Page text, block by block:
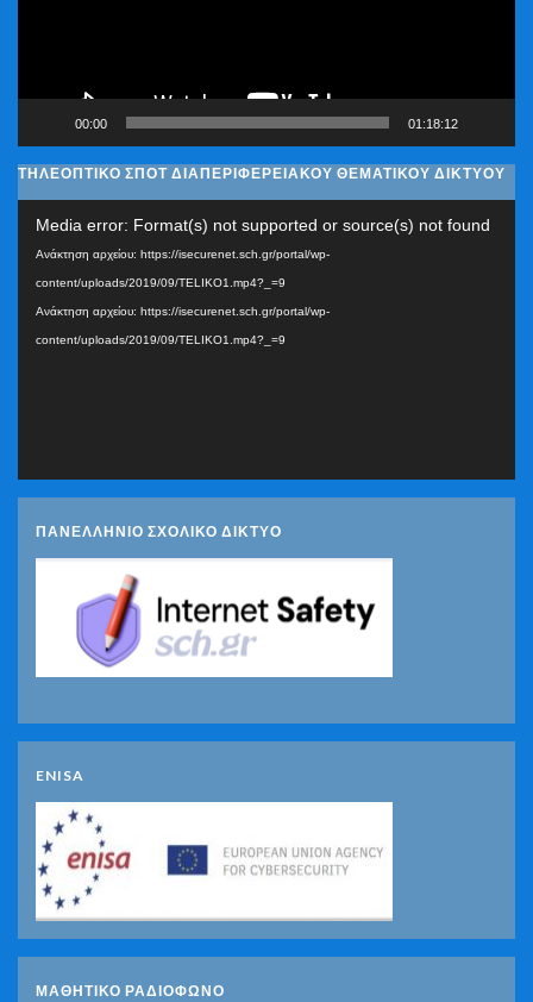
00:00 01:18:12
ΤΗΛΕΟΠΤΙΚΟ ΣΠΟΤ ΔΙΑΠΕΡΙΦΕΡΕΙΑΚΟΥ ΘΕΜΑΤΙΚΟΥ ΔΙΚΤΥΟΥ
Media error: Format(s) not supported or source(s) not found
Ανάκτηση αρχείου: https://isecurenet.sch.gr/portal/wp-
content/uploads/2019/09/TELIKO1.mp4?_=9
Ανάκτηση αρχείου: https://isecurenet.sch.gr/portal/wp-
content/uploads/2019/09/TELIKO1.mp4?_=9
ΠΑΝΕΛΛΗΝΙΟ ΣΧΟΛΙΚΟ ΔΙΚΤΥΟ
ENISA
ΜΑΘΗΤΙΚΟ ΡΑΔΙΟΦΩΝΟ